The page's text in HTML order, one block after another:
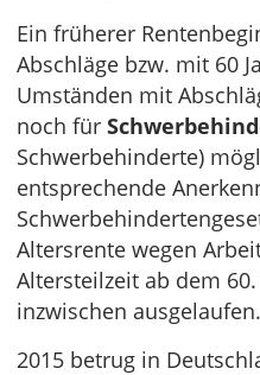
Ein früherer
Abschläge bzw. mit 60
Umständen mit
noch für
Schwerbehinderte)
entsprechende
Altersrente wegen
Altersteilzeit ab dem
inzwischen ausgelaufen.
2015 betrug in